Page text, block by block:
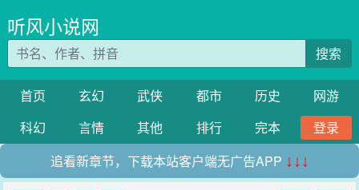
听风小说网
搜索
首页 玄幻 武侠 都市 历史
网游
科幻
言情 其他 排行 完本
登录
追看新章节，下载本站客户端无广告APP ↓↓↓